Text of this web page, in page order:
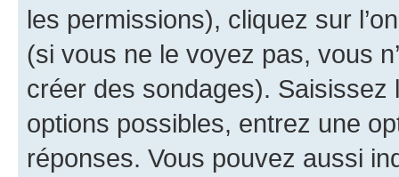
les permissions), cliquez sur
(si vous ne le voyez pas, vous
créer des sondages).
options possibles, entrez une
réponses. Vous pouvez aussi